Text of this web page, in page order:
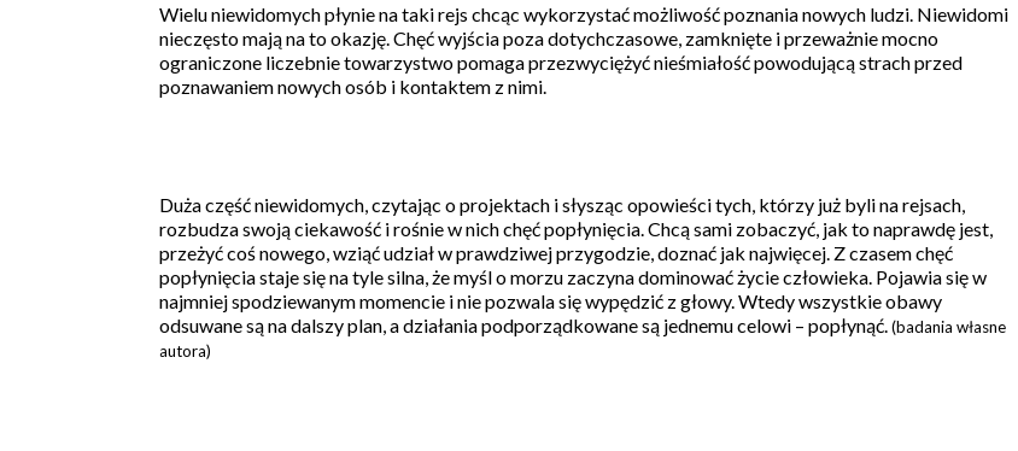
Wielu niewidomych płynie na taki rejs chcąc wykorzystać możliwość poznania nowych ludzi. Niewidomi
nieczęsto mają na to okazję. Chęć wyjścia poza dotychczasowe, zamknięte i przeważnie mocno
ograniczone liczebnie towarzystwo pomaga przezwyciężyć nieśmiałość powodującą strach przed
poznawaniem nowych osób i kontaktem z nimi.
Duża część niewidomych, czytając o projektach i słysząc opowieści tych, którzy już byli na rejsach,
rozbudza swoją ciekawość i rośnie w nich chęć popłynięcia. Chcą sami zobaczyć, jak to naprawdę jest,
przeżyć coś nowego, wziąć udział w prawdziwej przygodzie, doznać jak najwięcej. Z czasem chęć
popłynięcia staje się na tyle silna, że myśl o morzu zaczyna dominować życie człowieka. Pojawia się w
najmniej spodziewanym momencie i nie pozwala się wypędzić z głowy. Wtedy wszystkie obawy
odsuwane są na dalszy plan, a działania podporządkowane są jednemu celowi – popłynąć. (badania własne
autora)